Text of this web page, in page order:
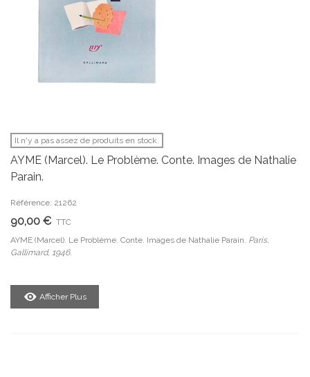
Il n'y a pas assez de produits en stock.
AYME (Marcel). Le Problème. Conte. Images de Nathalie
Parain.
Référence: 21262
90,00 € TTC
AYME (Marcel). Le Problème. Conte. Images de Nathalie Parain. Paris,
Gallimard, 1946.
Afficher Plus